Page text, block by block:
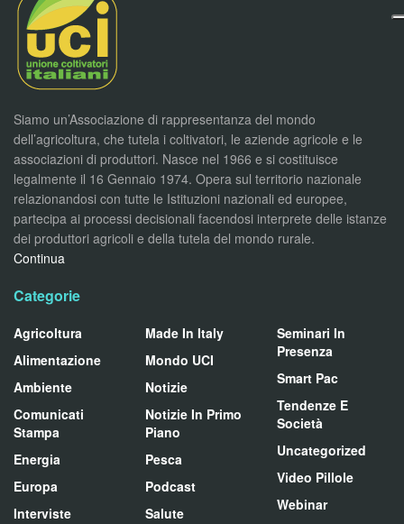
Siamo un’Associazione di rappresentanza del mondo
dell’agricoltura, che tutela i coltivatori, le aziende agricole e le
associazioni di produttori. Nasce nel 1966 e si costituisce
legalmente il 16 Gennaio 1974. Opera sul territorio nazionale
relazionandosi con tutte le Istituzioni nazionali ed europee,
partecipa ai processi decisionali facendosi interprete delle istanze
dei produttori agricoli e della tutela del mondo rurale.
Continua
Categorie
Agricoltura
Alimentazione
Ambiente
Comunicati
Stampa
Energia
Europa
Interviste
Made In Italy
Mondo UCI
Notizie
Notizie In Primo
Piano
Pesca
Podcast
Salute
Seminari In
Presenza
Smart Pac
Tendenze E
Società
Uncategorized
Video Pillole
Webinar